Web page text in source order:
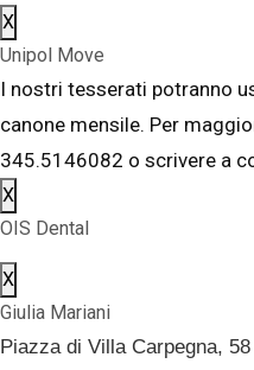
X
Unipol Move
I nostri tesserati potranno
canone mensile. Per
345.5146082 o scrivere a
X
OIS Dental
X
Giulia Mariani
Piazza di Villa Carpegna, 58